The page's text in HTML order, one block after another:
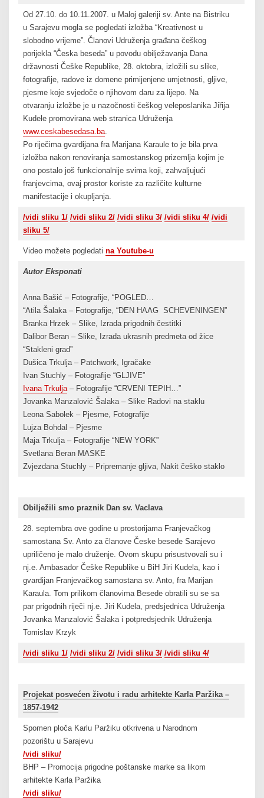
Od 27.10. do 10.11.2007. u Maloj galeriji sv. Ante na Bistriku
u Sarajevu mogla se pogledati izložba “Kreativnost u
slobodno vrijeme”. Članovi Udruženja građana češkog
porijekla “Česka beseda” u povodu obilježavanja Dana
državnosti Češke Republike, 28. oktobra, izložili su slike,
fotografije, radove iz domene primijenjene umjetnosti, gljive,
pjesme koje svjedoče o njihovom daru za lijepo. Na
otvaranju izložbe je u nazočnosti češkog veleposlanika Jiřija
Kudele promovirana web stranica Udruženja
www.ceskabesedasa.ba.
Po riječima gvardijana fra Marijana Karaule to je bila prva
izložba nakon renoviranja samostanskog prizemlja kojim je
ono postalo još funkcionalnije svima koji, zahvaljujući
franjevcima, ovaj prostor koriste za različite kulturne
manifestacije i okupljanja.
/vidi sliku 1/ /vidi sliku 2/ /vidi sliku 3/ /vidi sliku 4/ /vidi
sliku 5/
Video možete pogledati na Youtube-u
Autor Eksponati
Anna Bašić – Fotografije, “POGLED…
“Atila Šalaka – Fotografije, “DEN HAAG SCHEVENINGEN”
Branka Hrzek – Slike, Izrada prigodnih čestitki
Dalibor Beran – Slike, Izrada ukrasnih predmeta od žice
“Stakleni grad”
Dušica Trkulja – Patchwork, Igračake
Ivan Stuchly – Fotografije “GLJIVE”
Ivana Trkulja– Fotografije “CRVENI TEPIH…”
Jovanka Manzalović Šalaka – Slike Radovi na staklu
Leona Sabolek – Pjesme, Fotografije
Lujza Bohdal – Pjesme
Maja Trkulja – Fotografije “NEW YORK”
Svetlana Beran MASKE
Zvjezdana Stuchly – Pripremanje gljiva, Nakit češko staklo
Obilježili smo praznik Dan sv. Vaclava
28. septembra ove godine u prostorijama Franjevačkog
samostana Sv. Anto za članove Česke besede Sarajevo
upriličeno je malo druženje. Ovom skupu prisustvovali su i
nj.e. Ambasador Češke Republike u BiH Jiri Kudela, kao i
gvardijan Franjevačkog samostana sv. Anto, fra Marijan
Karaula. Tom prilikom članovima Besede obratili su se sa
par prigodnih riječi nj.e. Jiri Kudela, predsjednica Udruženja
Jovanka Manzalović Šalaka i potpredsjednik Udruženja
Tomislav Krzyk
/vidi sliku 1/ /vidi sliku 2/ /vidi sliku 3/ /vidi sliku 4/
Projekat posvećen životu i radu arhitekte Karla Paržika –
1857-1942
Spomen ploča Karlu Paržiku otkrivena u Narodnom
pozorištu u Sarajevu
/vidi sliku/
BHP – Promocija prigodne poštanske marke sa likom
arhitekte Karla Paržika
/vidi sliku/